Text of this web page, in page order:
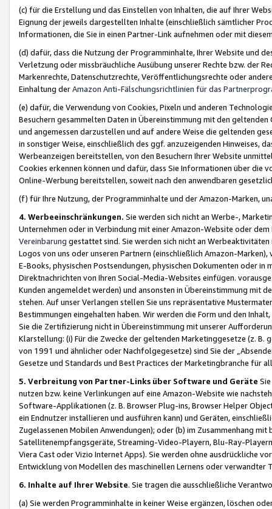
(c) für die Erstellung und das Einstellen von Inhalten, die auf Ihrer
Eignung der jeweils dargestellten Inhalte (einschließlich sämtlicher
Informationen, die Sie in einen Partner-Link aufnehmen oder mit
(d) dafür, dass die Nutzung der Programminhalte, Ihrer Website und
Verletzung oder missbräuchliche Ausübung unserer Rechte bzw. der
Markenrechte, Datenschutzrechte, Veröffentlichungsrechte oder
Einhaltung derAmazon Anti-Fälschungsrichtlinien für das
(e) dafür, die Verwendung von Cookies, Pixeln und anderen
Besuchern gesammelten Daten in Übereinstimmung mit den
und angemessen darzustellen und auf andere Weise die geltenden
in sonstiger Weise, einschließlich des ggf. anzuzeigenden Hinweises,
Werbeanzeigen bereitstellen, von den Besuchern Ihrer Website
Cookies erkennen können und dafür, dass Sie Informationen über die
Online-Werbung bereitstellen, soweit nach den anwendbaren
(f) für Ihre Nutzung, der Programminhalte und der Amazon-Marken,
4. Werbeeinschränkungen. Sie werden sich nicht an Werbe-,
Unternehmen oder in Verbindung mit einer Amazon-Website oder
Vereinbarung gestattet sind. Sie werden sich nicht an
Logos von uns oder unseren Partnern (einschließlich Amazon-
E-Books, physischen Postsendungen, physischen Dokumenten oder in
Direktnachrichten von Ihren Social-Media-Websites einfügen.
Kunden angemeldet werden) und ansonsten in Übereinstimmung mit
stehen. Auf unser Verlangen stellen Sie uns repräsentative
Bestimmungen eingehalten haben. Wir werden die Form und den
Sie die Zertifizierung nicht in Übereinstimmung mit unserer
Klarstellung: (i) Für die Zwecke der geltenden Marketinggesetze (z. B.
von 1991 und ähnlicher oder Nachfolgegesetze) sind Sie der
Gesetze und Standards und Best Practices der Marketingbranche für
5. Verbreitung von Partner-Links über Software und Geräte
nutzen bzw. keine Verlinkungen auf eine Amazon-Website wie
Software-Applikationen (z. B. Browser Plug-ins, Browser Helper
ein Endnutzer installieren und ausführen kann) und Geräten,
Zugelassenen Mobilen Anwendungen); oder (b) im Zusammenhang
Satellitenempfangsgeräte, Streaming-Video-Playern, Blu-Ray-
Viera Cast oder Vizio Internet Apps). Sie werden ohne ausdrückliche
Entwicklung von Modellen des maschinellen Lernens oder
6. Inhalte auf Ihrer Website. Sie tragen die ausschließliche
(a) Sie werden Programminhalte in keiner Weise ergänzen, löschen